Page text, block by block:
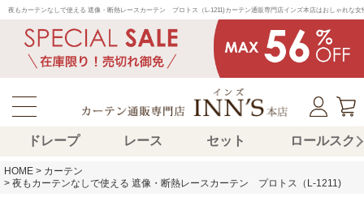
夜もカーテンなしで使える 遮像・断熱レースカーテン　プロトス（L-1211)カーテン通販専門店インズ本店はおしゃれな
ドレープ レース セット ロールスク
HOME
カーテン
夜もカーテンなしで使える 遮像・断熱レースカーテン プロトス（L-1211)